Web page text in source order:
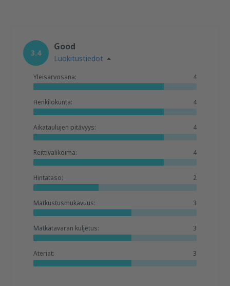
3.4
Good
Luokitustiedot
Yleisarvosana: 4
Henkilökunta: 4
Aikataulujen pitävyys: 4
Reittivalikoima: 4
Hintataso: 2
Matkustusmukavuus: 3
Matkatavaran kuljetus: 3
Ateriat: 3